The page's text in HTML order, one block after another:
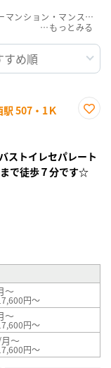
507・1Ｋ
録
ストイレセパレート
で徒歩７分です☆
～
円～
～
円～
～
円～
丹波口駅/テレワーク・在宅勤務可のウィークリーマンション・マンスリーマンション賃貸物件一覧を掲載中。敷金・礼金無料、家具・家電付をご紹介。こだわり条件での絞込みも簡単！
…